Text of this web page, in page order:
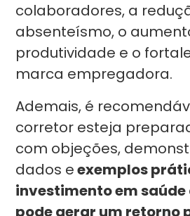
colaboradores, a
absenteísmo, o
produtividade e o
marca empregadora.
Ademais, é
corretor esteja
com objeções,
dados eexemplos
investimento em
pode gerar um retorno